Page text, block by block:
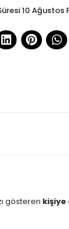
10 Ağustos
gösteren